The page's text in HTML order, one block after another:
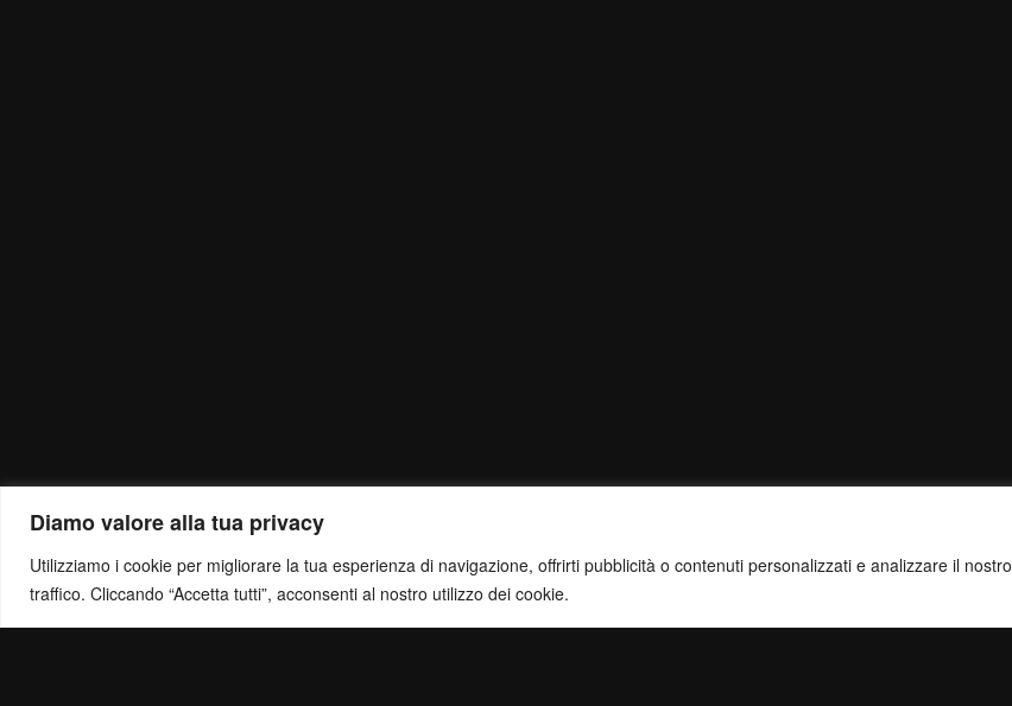
Diamo valore alla tua privacy
Utilizziamo i cookie per migliorare la tua esperienza di navigazione, offrirti pubblicità o contenuti personalizzati e analizzare il nostro
traffico. Cliccando “Accetta tutti”, acconsenti al nostro utilizzo dei cookie.